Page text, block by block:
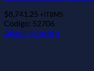
$8,741.25 +ITBMS
Código: 52706
Añadir al carrito